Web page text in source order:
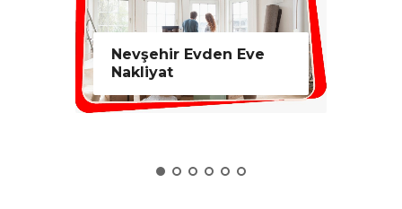
Evden Eve
Nevşehir Asansörlü